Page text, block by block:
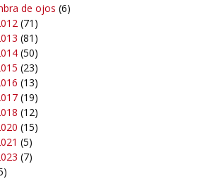
de ojos (6)
(71)
(81)
(50)
(23)
(13)
(19)
(12)
(15)
(5)
(7)